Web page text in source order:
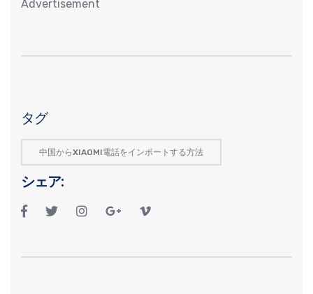
Advertisement
タグ
中国からXIAOMI電話をインポートする方法
シェア: